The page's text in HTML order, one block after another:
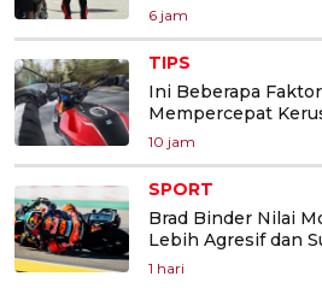
6 jam
TIPS
Ini Beberapa
Mempercepat
10 jam
SPORT
Brad Binder Nilai
Lebih Agresif dan
1 hari